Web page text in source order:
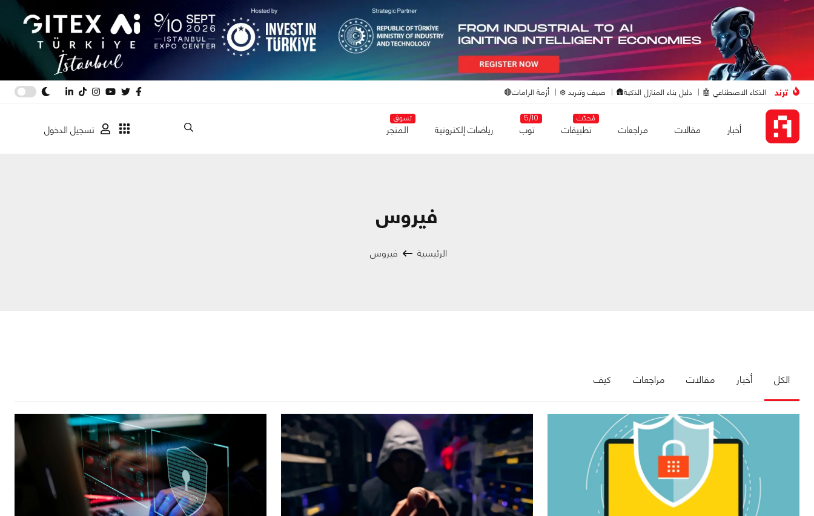
ترند الذكاء الاصطناعي 🤖 دليل بناء المنازل الذكية🛖 صيف وتبريد ❄️ أزمة الرامات🔴
أخبار مقالات مراجعات
مُحدّث
تطبيقات
5/10
توب رياضات إلكترونية
تسوق
المتجر تسجيل الدخول
فيروس
الرئيسية فيروس
الكل أخبار مقالات مراجعات كيف